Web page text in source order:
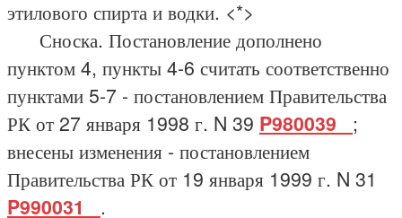
этилового спирта и водки. <*>
Сноска. Постановление дополнено
пунктом 4, пункты 4-6 считать соответственно
пунктами 5-7 - постановлением Правительства
РК от 27 января 1998 г. N 39 P980039_ ;
внесены изменения - постановлением
Правительства РК от 19 января 1999 г. N 31
P990031_ .